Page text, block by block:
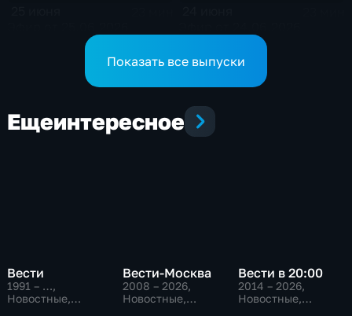
Показать все выпуски
Ещеинтересное
Вести
1991 – …,
Новостные,
Вести-Москва
2008 – 2026,
Новостные,
Вести в 20:00
2014 – 2026,
Новостные,